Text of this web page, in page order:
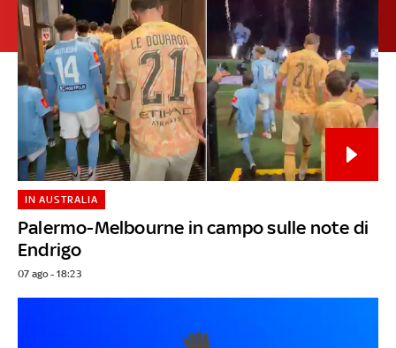
Palermo-Melbourne in campo sulle note di
Endrigo
IN AUSTRALIA
07 ago - 18:23